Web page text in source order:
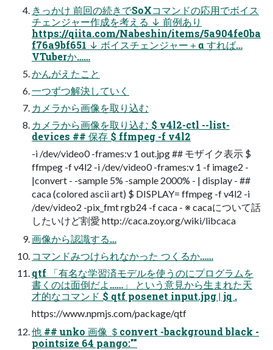
きっかけ 前回の続きでSoXコマンドの応用でボイス
チェンジャー作成を考える ↓ 前例あり
https://qiita.com/Nabeshin/items/5a904fe0ba
f76a9bf651 ↓ ボイスチェンジャー＋α すれば…
VTuberか……
かんがえたこと
一つずつ解決していく
カメラから画像を取り込む
カメラから画像を取り込む $ v4l2-ctl --list-
devices ## 保存 $ ffmpeg -f v4l2
-i /dev/video0 -frames:v 1 out.jpg ## モザイク表示 $
ffmpeg -f v4l2 -i /dev/video0 -frames:v 1 -f image2 -
|convert - -sample 5% -sample 2000% - | display - ##
caca (colored ascii art) $ DISPLAY= ffmpeg -f v4l2 -i
/dev/video2 -pix_fmt rgb24 -f caca - ※ cacaについて話
したいけど割愛 http://caca.zoy.org/wiki/libcaca
画像から認識する…
コマンドみつけられなかった つくるか……
qtf 「有名な学習済モデルを使うのにプログラムを
書くのは面倒だよ……」 という意見から生まれた天
才的なコマンド $ qtf posenet input.jpg | jq .
https://www.npmjs.com/package/qtf
他 ## unko 画像 ＄convert -background black -
pointsize 64 pango:""